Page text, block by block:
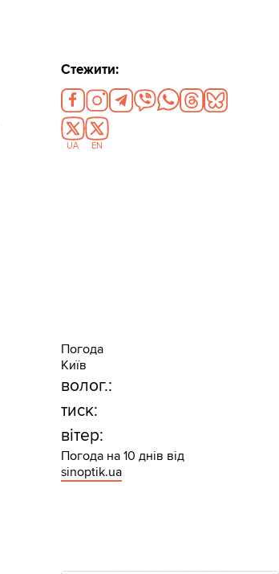
Стежити:
UA EN
Погода
Київ
волог.:
тиск:
вітер:
Погода на 10 днів від
sinoptik.ua